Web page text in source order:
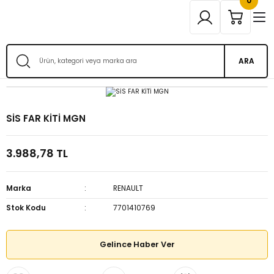
ARA
SİS FAR KİTİ MGN
3.988,78 TL
Marka
RENAULT
Stok Kodu
7701410769
Gelince Haber Ver